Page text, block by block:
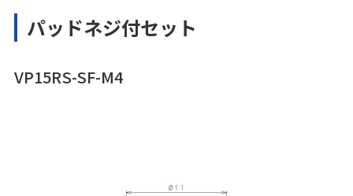
パッドネジ付セット
VP15RS-SF-M4